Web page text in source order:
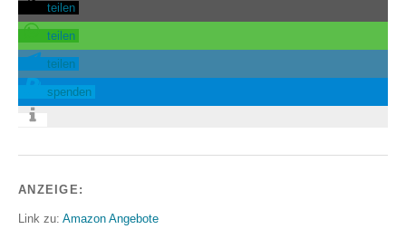
teilen
teilen
teilen
spenden
ANZEIGE:
Link zu: Amazon Angebote